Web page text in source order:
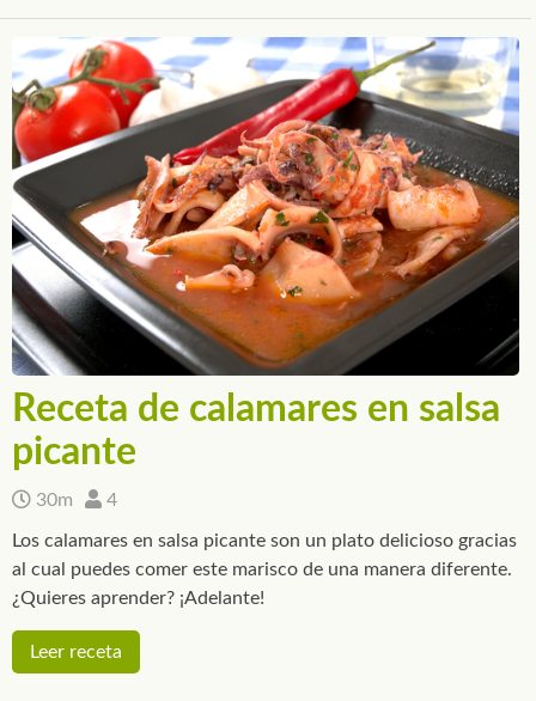
Receta de calamares en salsa
picante
30m 4
Los calamares en salsa picante son un plato delicioso gracias
al cual puedes comer este marisco de una manera diferente.
¿Quieres aprender? ¡Adelante!
Leer receta